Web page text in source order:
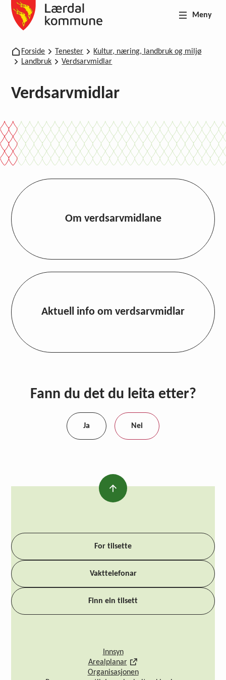
Meny
Du er her:
Forside Tenester
Kultur, næring, landbruk og miljø
Landbruk
Verdsarvmidlar
Verdsarvmidlar
Om verdsarvmidlane
Aktuell info om verdsarvmidlar
Fann du det du leita etter?
Ja Nei
For tilsette
Vakttelefonar
Finn ein tilsett
Innsyn
Arealplanar
Organisasjonen